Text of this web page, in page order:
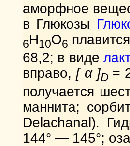
аморфное
в Глюкозы
6H10O6
68,2; в виде
вправо,[ α ]D =
получается
маннита;
Delachanal).
144° — 145°;